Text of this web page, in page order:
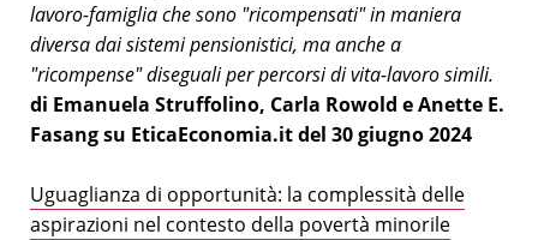
lavoro-famiglia che sono "ricompensati" in maniera
diversa dai sistemi pensionistici, ma anche a
"ricompense" diseguali per percorsi di vita-lavoro simili.
di Emanuela Struffolino, Carla Rowold e Anette E.
Fasang su EticaEconomia.it del 30 giugno 2024
Uguaglianza di opportunità: la complessità delle
aspirazioni nel contesto della povertà minorile